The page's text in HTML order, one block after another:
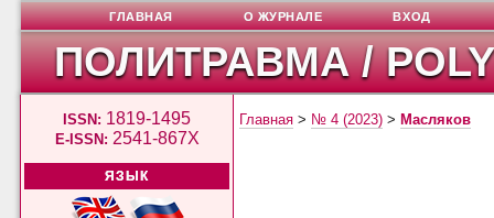
ПОЛИТРАВМА /
ISSN: 1819-1495
E-ISSN: 2541-867X
ЯЗЫК
ГЛАВНАЯ О ЖУРНАЛЕ ВХОД
Главная > № 4 (2023) > Масляков